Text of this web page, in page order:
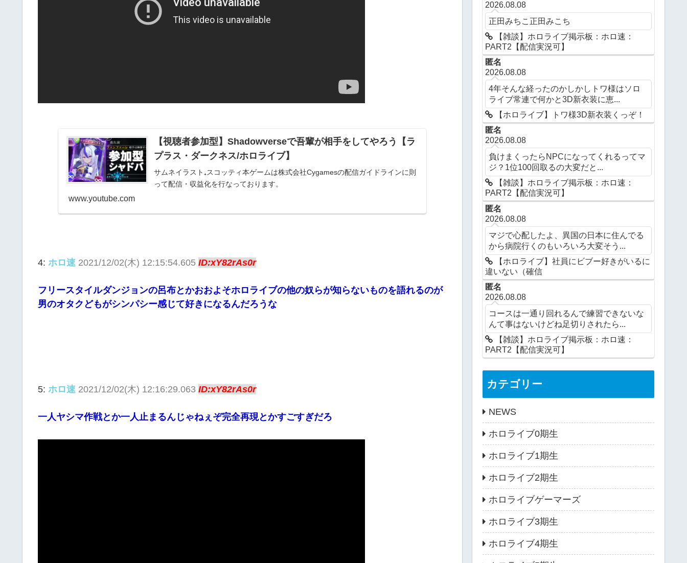
【視聴者参加型】Shadowverseで吾輩が相手をしてやろう【ラ
プラス・ダークネス/ホロライブ】
サムネイラスト₊スコッティ本ゲームは株式会社Cygamesの配信ガイドラインに則
って配信・収益化を行なっております。
www.youtube.com
4: ホロ速 2021/12/02(木) 12:15:54.605 ID:xY82rAs0r
フリースタイルダンジョンの呂布とかおおよそホロライブの他の奴らが知らないものを語れるのが
男のオタクどもがシンパシー感じて好きになるんだろうな
5: ホロ速 2021/12/02(木) 12:16:29.063 ID:xY82rAs0r
一人ヤシマ作戦とか一人止まるんじゃねぇぞ完全再現とかすごすぎだろ
2026.08.08
正田みちこ正田みこち
【雑談】ホロライブ掲示板：ホロ速：
PART2【配信実況可】
匿名
2026.08.08
4年そんな経ったのかしかしトワ様はソロ
ライブ常連で何かと3D新衣装に恵...
【ホロライブ】トワ様3D新衣装くっぞ！
匿名
2026.08.08
負けまくったらNPCになってくれるってマ
ジ？1位100回取るの大変だと...
【雑談】ホロライブ掲示板：ホロ速：
PART2【配信実況可】
匿名
2026.08.08
マジで心配したよ、異国の日本に住んでる
から病院行くのもいろいろ大変そう...
【ホロライブ】社員にビブー好きがいるに
違いない（確信
匿名
2026.08.08
コースは一通り回れるんで練習できないな
んて事はないけどね足切りされたら...
【雑談】ホロライブ掲示板：ホロ速：
PART2【配信実況可】
カテゴリー
NEWS
ホロライブ0期生
ホロライブ1期生
ホロライブ2期生
ホロライブゲーマーズ
ホロライブ3期生
ホロライブ4期生